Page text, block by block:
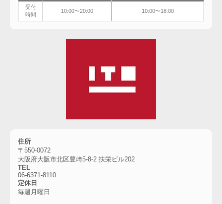
受付
時間
10:00〜20:00 10:00〜18:00
住所
〒550-0072
大阪府大阪市北区豊崎5-8-2 扶栄ビル202
TEL
06-6371-8110
定休日
毎週月曜日